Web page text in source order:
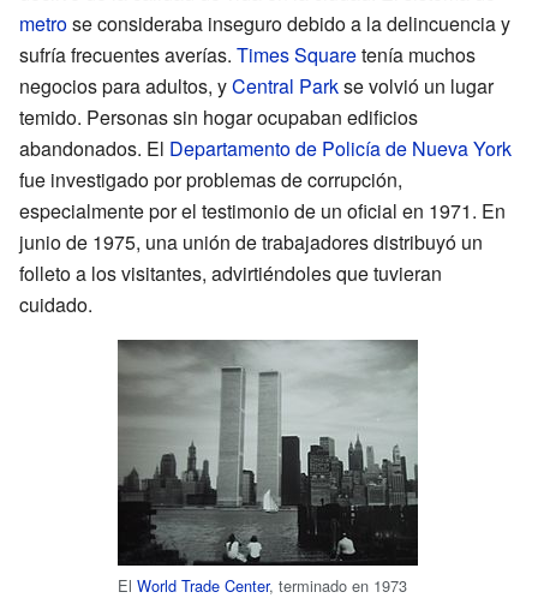
metrose consideraba inseguro debido a la delincuencia y
sufría frecuentes averías. Times Squaretenía muchos
negocios para adultos, yCentral Parkse volvió un lugar
temido. Personas sin hogar ocupaban edificios
abandonados. El Departamento de Policía de Nueva York
fue investigado por problemas de corrupción,
especialmente por el testimonio de un oficial en 1971. En
junio de 1975, una unión de trabajadores distribuyó un
folleto a los visitantes, advirtiéndoles que tuvieran
cuidado.
El World Trade Center, terminado en 1973